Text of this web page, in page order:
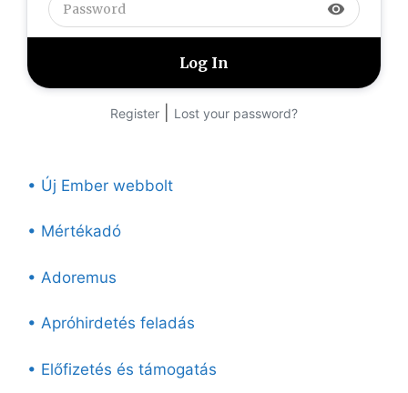
visibility
Register Lost your password?
• Új Ember webbolt
• Mértékadó
• Adoremus
• Apróhirdetés feladás
• Előfizetés és támogatás